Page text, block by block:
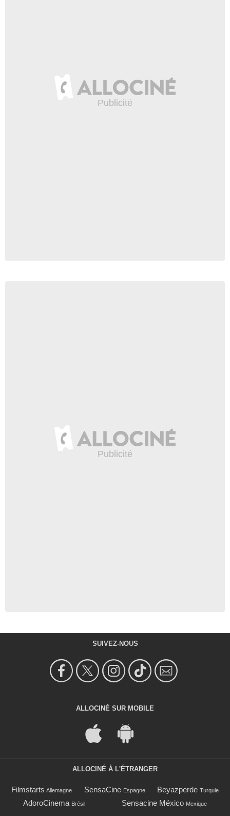
SUIVEZ-NOUS
ALLOCINÉ SUR MOBILE
ALLOCINÉ À L'ÉTRANGER
Filmstarts Allemagne SensaCine Espagne Beyazperde Turquie
AdoroCinema Brésil Sensacine México Mexique